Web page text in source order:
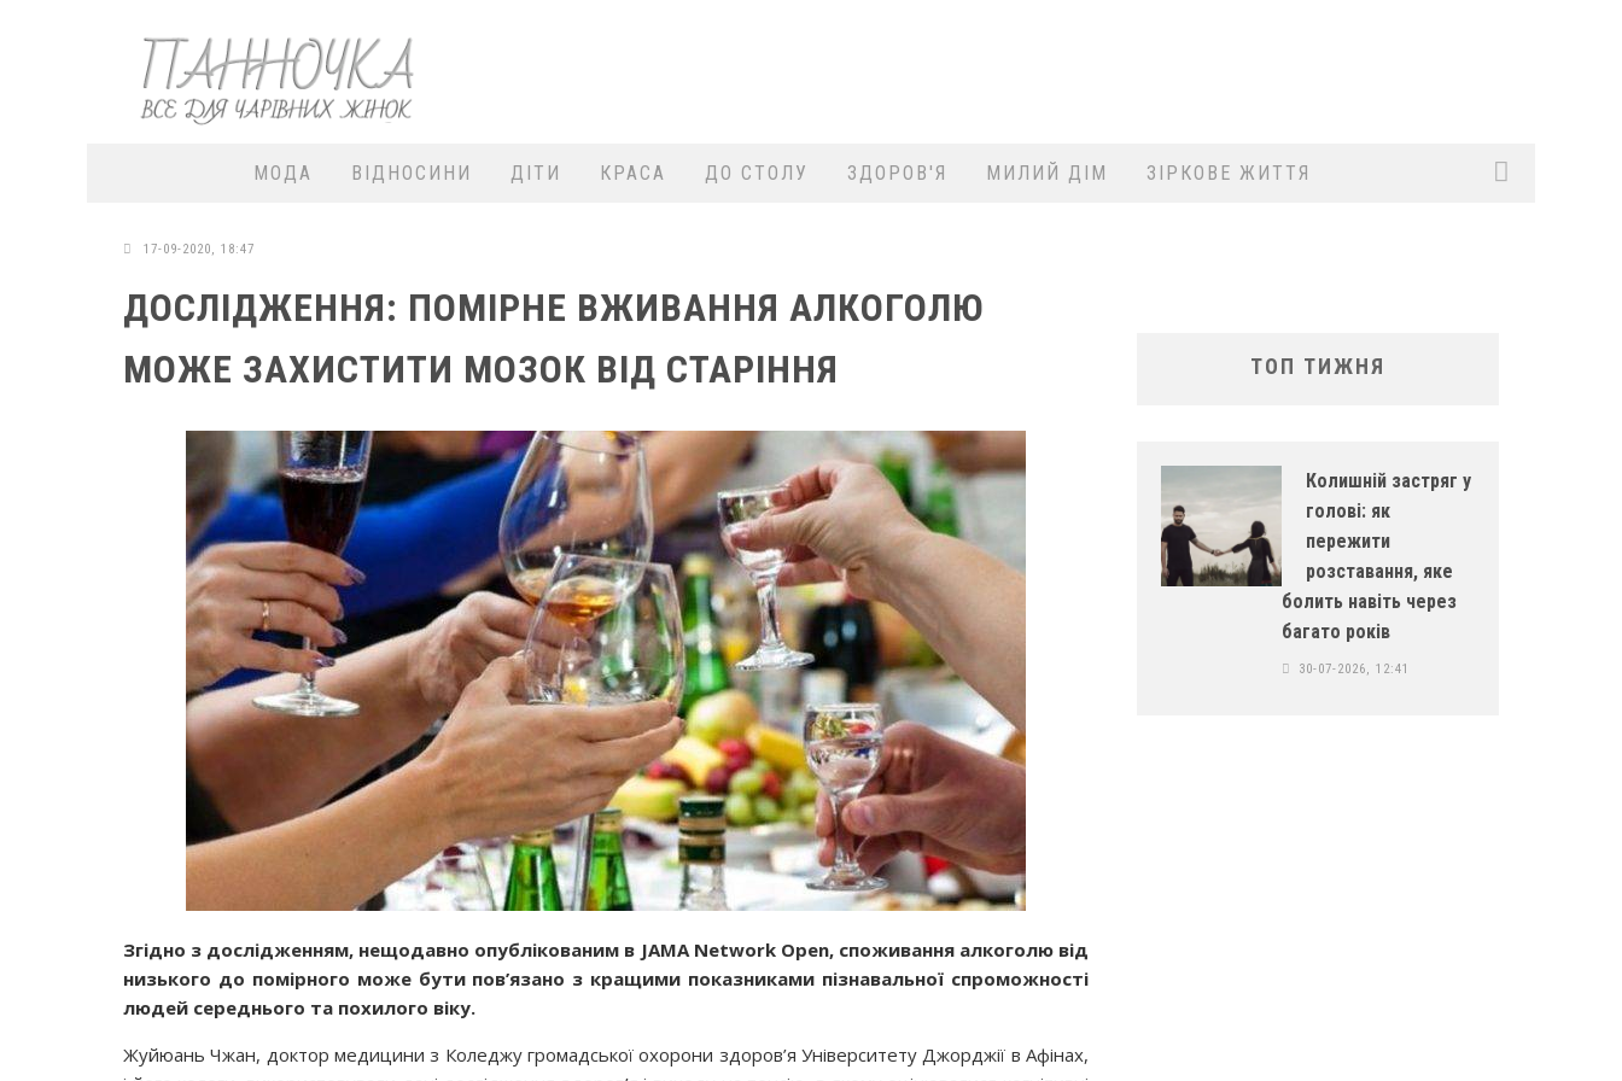
МОДА ВІДНОСИНИ ДІТИ КРАСА ДО СТОЛУ ЗДОРОВ'Я МИЛИЙ ДІМ ЗІРКОВЕ ЖИТТЯ
17-09-2020, 18:47
ДОСЛІДЖЕННЯ: ПОМІРНЕ ВЖИВАННЯ АЛКОГОЛЮ
МОЖЕ ЗАХИСТИТИ МОЗОК ВІД СТАРІННЯ
Згідно з дослідженням, нещодавно опублікованим в JAMA Network Open, споживання алкоголю від
низького до помірного може бути пов’язано з кращими показниками пізнавальної спроможності
людей середнього та похилого віку.
Жуйюань Чжан, доктор медицини з Коледжу громадської охорони здоров’я Університету Джорджії в Афінах,
ТОП ТИЖНЯ
Колишній застряг у
голові: як
пережити
розставання, яке
болить навіть через
багато років
30-07-2026, 12:41